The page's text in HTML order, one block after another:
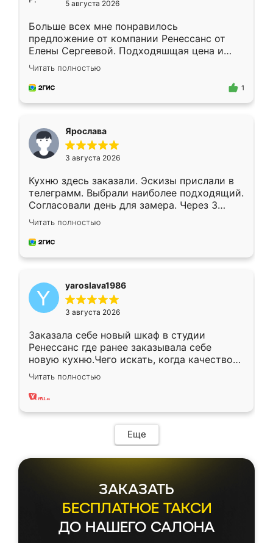
5 августа 2026
Больше всех мне понравилось
предложение от компании Ренессанс от
Елены Сергеевой. Подходяшщая цена и
короткие сроки изготовления. Приехавший
для замера сотрудник Владислав
предложил по моему эскизу самый
Читать полностью
1
Ярослава
3 августа 2026
Кухню здесь заказали. Эскизы прислали в
телеграмм. Выбрали наиболее подходящий.
Согласовали день для замера. Через 3
недели кухня была уже готова. Остались
довольны работой. Спасибо Ренессанс
мебель за качественную работу!
Читать полностью
yaroslava1986
3 августа 2026
Заказала себе новый шкаф в студии
Ренессанс где ранее заказывала себе
новую кухню.Чего искать, когда качеством
вполне довольна. Служит кухня уже почти
два года, нареканий нет.
Читать полностью
Еще
ЗАКАЗАТЬ
БЕСПЛАТНОЕ ТАКСИ
ДО НАШЕГО САЛОНА